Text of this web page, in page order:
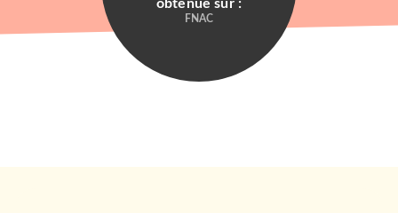
obtenue sur :
FNAC